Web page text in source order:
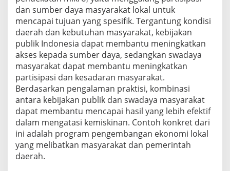
dan sumber daya masyarakat lokal untuk
mencapai tujuan yang spesifik. Tergantung kondisi
daerah dan kebutuhan masyarakat, kebijakan
publik Indonesia dapat membantu meningkatkan
akses kepada sumber daya, sedangkan swadaya
masyarakat dapat membantu meningkatkan
partisipasi dan kesadaran masyarakat.
Berdasarkan pengalaman praktisi, kombinasi
antara kebijakan publik dan swadaya masyarakat
dapat membantu mencapai hasil yang lebih efektif
dalam mengatasi kemiskinan. Contoh konkret dari
ini adalah program pengembangan ekonomi lokal
yang melibatkan masyarakat dan pemerintah
daerah.